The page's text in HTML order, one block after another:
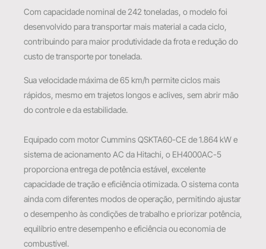
Com capacidade nominal de 242 toneladas, o modelo foi
desenvolvido para transportar mais material a cada ciclo,
contribuindo para maior produtividade da frota e redução do
custo de transporte por tonelada.
Sua velocidade máxima de 65 km/h permite ciclos mais
rápidos, mesmo em trajetos longos e aclives, sem abrir mão
do controle e da estabilidade.
Equipado com motor Cummins QSKTA60-CE de 1.864 kW e
sistema de acionamento AC da Hitachi, o EH4000AC-5
proporciona entrega de potência estável, excelente
capacidade de tração e eficiência otimizada. O sistema conta
ainda com diferentes modos de operação, permitindo ajustar
o desempenho às condições de trabalho e priorizar potência,
equilíbrio entre desempenho e eficiência ou economia de
combustível.